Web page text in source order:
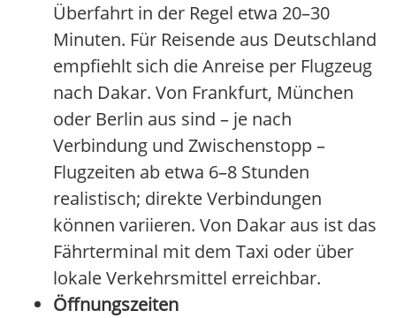
Überfahrt in der Regel etwa 20–30
Minuten. Für Reisende aus Deutschland
empfiehlt sich die Anreise per Flugzeug
nach Dakar. Von Frankfurt, München
oder Berlin aus sind – je nach
Verbindung und Zwischenstopp –
Flugzeiten ab etwa 6–8 Stunden
realistisch; direkte Verbindungen
können variieren. Von Dakar aus ist das
Fährterminal mit dem Taxi oder über
lokale Verkehrsmittel erreichbar.
Öffnungszeiten